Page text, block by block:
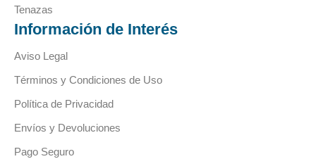
Tenazas
Información de Interés
Aviso Legal
Términos y Condiciones de Uso
Política de Privacidad
Envíos y Devoluciones
Pago Seguro